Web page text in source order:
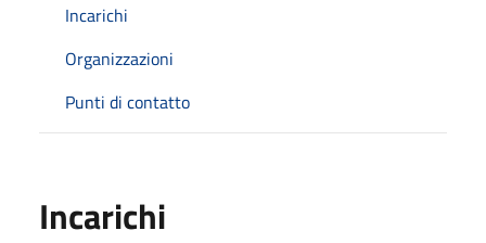
Incarichi
Organizzazioni
Punti di contatto
Incarichi